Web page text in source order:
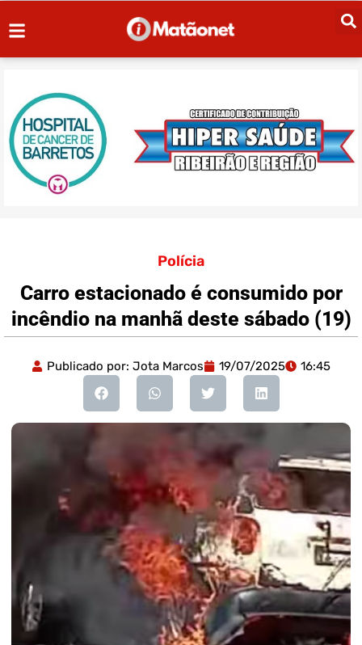
Polícia
Carro estacionado é consumido por
incêndio na manhã deste sábado (19)
Publicado por: Jota Marcos 19/07/2025 16:45